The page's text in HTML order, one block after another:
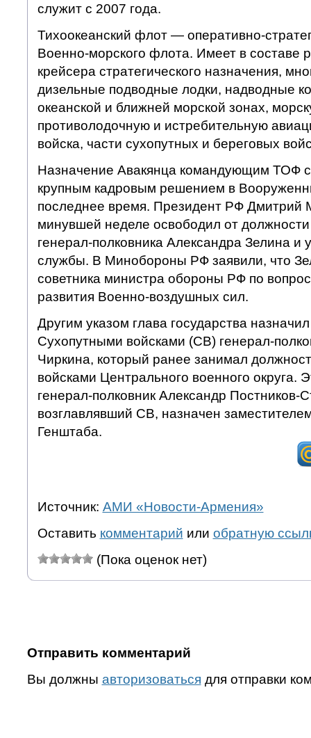
служит с 2007 года.
Тихоокеанский флот — оперативно-
Военно-морского флота. Имеет в составе
крейсера стратегического назначения,
дизельные подводные лодки, надводные
океанской и ближней морской зонах,
противолодочную и истребительную
войска, части сухопутных и береговых
Назначение Авакянца командующим ТОФ
крупным кадровым решением в
последнее время. Президент РФ Дмитрий
минувшей неделе освободил от
генерал-полковника Александра Зелина и
службы. В Минобороны РФ заявили, что
советника министра обороны РФ по
развития Военно-воздушных сил.
Другим указом глава государства
Сухопутными войсками (СВ) генерал-
Чиркина, который ранее занимал
войсками Центрального военного округа.
генерал-полковник Александр Постников-
возглавлявший СВ, назначен
Генштаба.
Источник: АМИ «Новости-Армения»
Оставить комментарий или обратную
(Пока оценок нет)
Отправить комментарий
Вы должны авторизоваться для отправки